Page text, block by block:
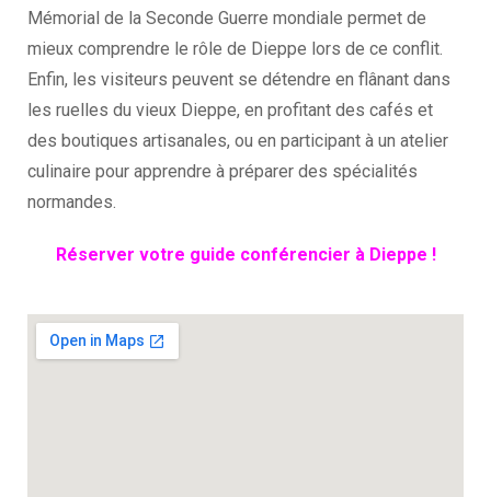
Mémorial de la Seconde Guerre mondiale permet de
mieux comprendre le rôle de Dieppe lors de ce conflit.
Enfin, les visiteurs peuvent se détendre en flânant dans
les ruelles du vieux Dieppe, en profitant des cafés et
des boutiques artisanales, ou en participant à un atelier
culinaire pour apprendre à préparer des spécialités
normandes.
Réserver votre guide conférencier à Dieppe !